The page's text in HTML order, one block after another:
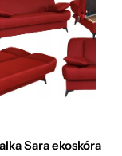
koszyka
Sara ekoskóra